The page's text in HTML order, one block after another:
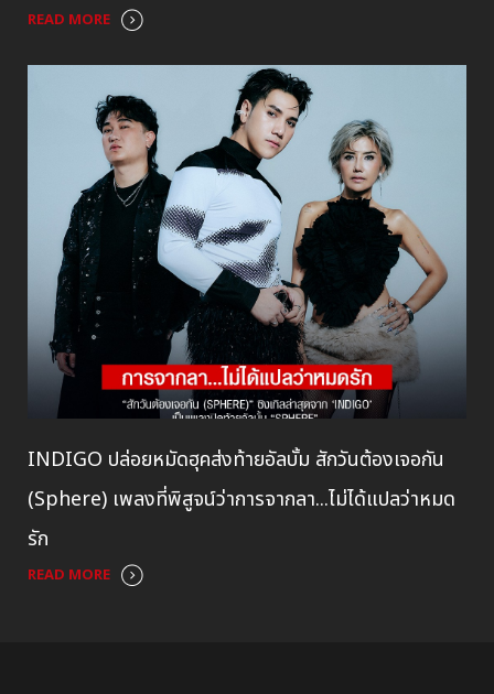
READ MORE
INDIGO ปล่อยหมัดฮุคส่งท้ายอัลบั้ม สักวันต้องเจอกัน
(Sphere) เพลงที่พิสูจน์ว่าการจากลา...ไม่ได้แปลว่าหมด
รัก
READ MORE